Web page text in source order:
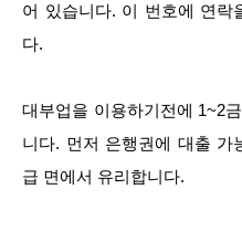
어 있습니다. 이 번호에 연락
다.
대부업을 이용하기전에 1~2
니다. 먼저 은행권에 대출 가
급 면에서 유리합니다.